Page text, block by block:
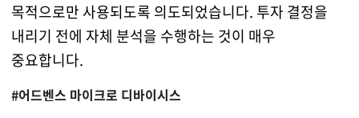
목적으로만 사용되도록 의도되었습니다. 투자 결정을
내리기 전에 자체 분석을 수행하는 것이 매우
중요합니다.
#어드벤스 마이크로 디바이시스